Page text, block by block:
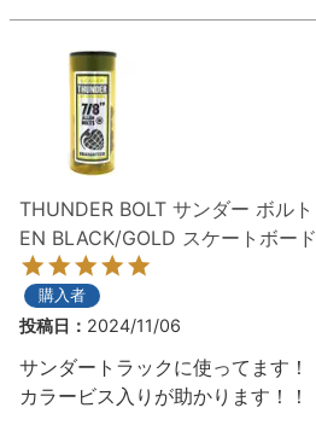
THUNDER BOLT サンダー ボル
EN BLACK/GOLD スケートボー
購入者
投稿日 2024/11/06
サンダートラックに使ってます！
カラービス入りが助かります！！